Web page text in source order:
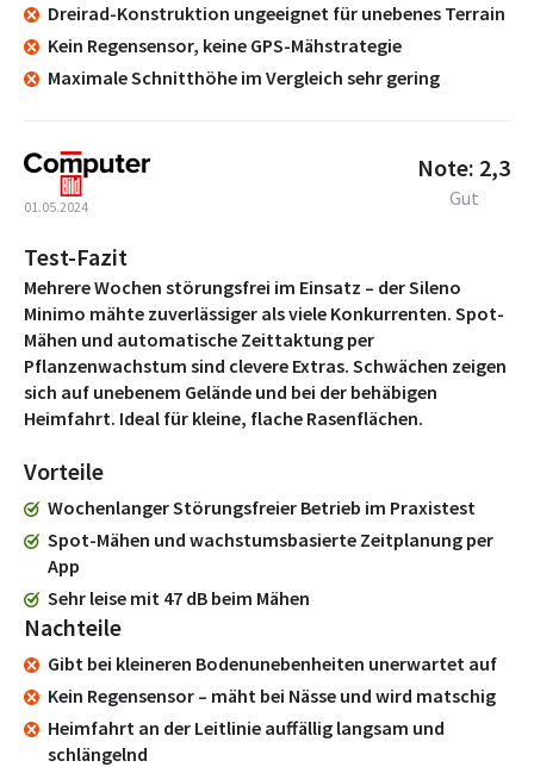
Dreirad-Konstruktion ungeeignet für unebenes Terrain
Kein Regensensor, keine GPS-Mähstrategie
Maximale Schnitthöhe im Vergleich sehr gering
01.05.2024
Note: 2,3
Gut
Test-Fazit
Mehrere Wochen störungsfrei im Einsatz – der Sileno
Minimo mähte zuverlässiger als viele Konkurrenten. Spot-
Mähen und automatische Zeittaktung per
Pflanzenwachstum sind clevere Extras. Schwächen zeigen
sich auf unebenem Gelände und bei der behäbigen
Heimfahrt. Ideal für kleine, flache Rasenflächen.
Vorteile
Wochenlanger Störungsfreier Betrieb im Praxistest
Spot-Mähen und wachstumsbasierte Zeitplanung per
App
Sehr leise mit 47 dB beim Mähen
Nachteile
Gibt bei kleineren Bodenunebenheiten unerwartet auf
Kein Regensensor – mäht bei Nässe und wird matschig
Heimfahrt an der Leitlinie auffällig langsam und
schlängelnd